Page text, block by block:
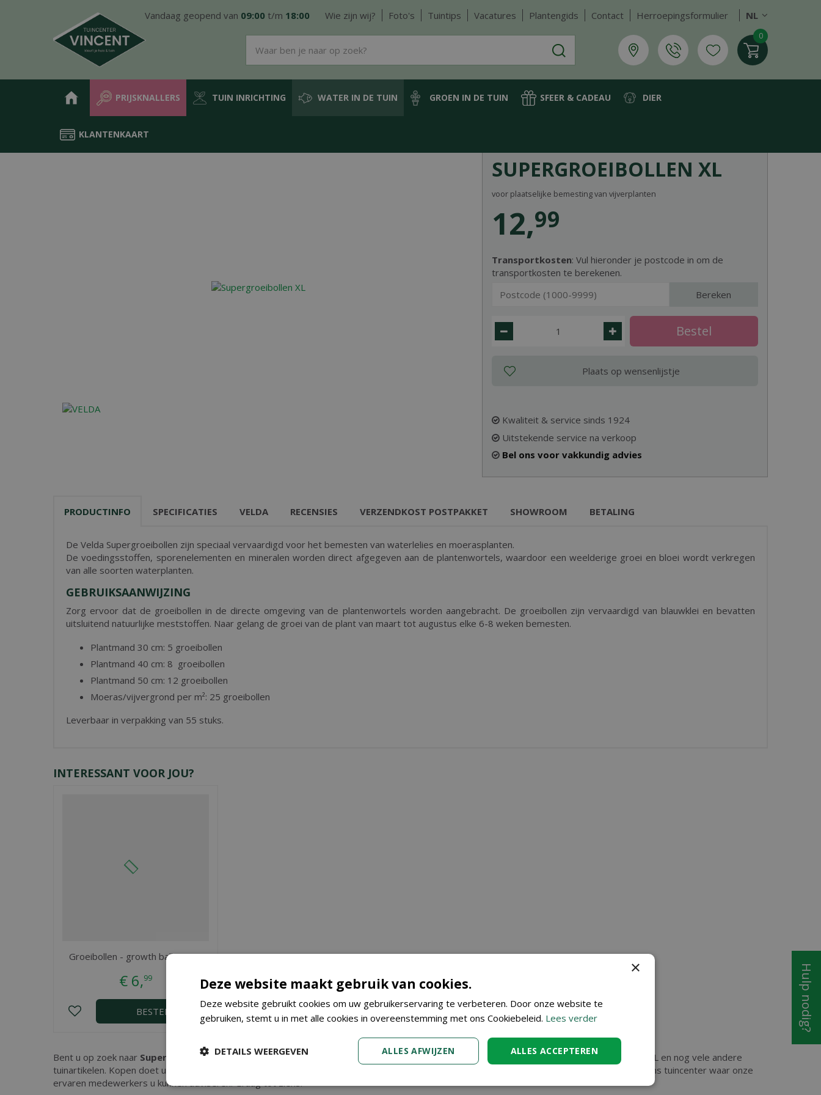
Home Producten Water in de tuin
Vandaag geopend van 09:00 t/m 18:00 Wie zijn wij? Foto's Tuintips Vacatures Plantengids Contact Herroepingsformulier NL
PRIJSKNALLERS TUIN INRICHTING WATER IN DE TUIN GROEN IN DE TUIN SFEER & CADEAU DIER
KLANTENKAART
SUPERGROEIBOLLEN XL
Transportkosten: Vul hieronder je postcode in om de
transportkosten te berekenen.
Bereken
12,99
voor plaatselijke bemesting van vijverplanten
Kwaliteit & service sinds 1924
Uitstekende service na verkoop
Bel ons voor vakkundig advies
PRODUCTINFO SPECIFICATIES VELDA RECENSIES VERZENDKOST POSTPAKKET SHOWROOM BETALING
De Velda Supergroeibollen zijn speciaal vervaardigd voor het bemesten van waterlelies en moerasplanten.
De voedingsstoffen, sporenelementen en mineralen worden direct afgegeven aan de plantenwortels, waardoor een weelderige groei en bloei wordt verkregen
van alle soorten waterplanten.
GEBRUIKSAANWIJZING
Zorg ervoor dat de groeibollen in de directe omgeving van de plantenwortels worden aangebracht. De groeibollen zijn vervaardigd van blauwklei en bevatten
uitsluitend natuurlijke meststoffen. Naar gelang de groei van de plant van maart tot augustus elke 6-8 weken bemesten.
Plantmand 30 cm: 5 groeibollen
Plantmand 40 cm: 8 groeibollen
Plantmand 50 cm: 12 groeibollen
Moeras/vijvergrond per m²: 25 groeibollen
Leverbaar in verpakking van 55 stuks.
INTERESSANT VOOR JOU?
Groeibollen - growth balls 158g
€ 6,99
BESTEL
Bent u op zoek naar Supergroeibollen XL? Bij Tuincenter Vincent in Dendermonde, nabij Aalst, Gent en Sint Niklaas, vindt u Supergroeibollen XL en nog vele andere
tuinartikelen. Kopen doet u eenvoudig in onze webshop. Wilt u meer informatie over Supergroeibollen XL dan bent u ook van harte welkom in ons tuincenter waar onze
ervaren medewerkers u kunnen adviseren. Graag tot ziens!
Hulp nodig?
×
Deze website maakt gebruik van cookies.
Deze website gebruikt cookies om uw gebruikerservaring te verbeteren. Door onze website te
gebruiken, stemt u in met alle cookies in overeenstemming met ons Cookiebeleid. Lees verder
ALLES ACCEPTEREN
ALLES AFWIJZEN
DETAILS WEERGEVEN